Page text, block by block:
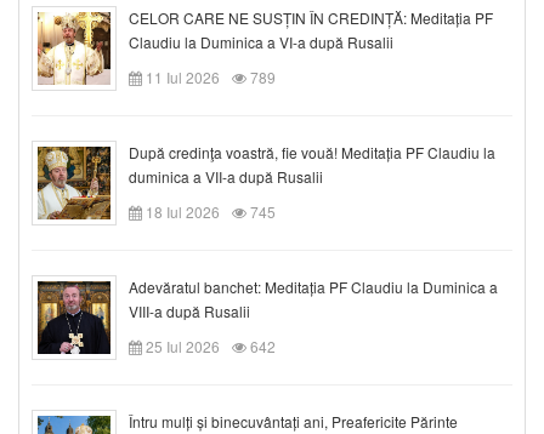
CELOR CARE NE SUSȚIN ÎN CREDINȚĂ: Meditația PF
Claudiu la Duminica a VI-a după Rusalii
11 Iul 2026
789
După credinţa voastră, fie vouă! Meditația PF Claudiu la
duminica a VII-a după Rusalii
18 Iul 2026
745
Adevăratul banchet: Meditația PF Claudiu la Duminica a
VIII-a după Rusalii
25 Iul 2026
642
Întru mulți și binecuvântați ani, Preafericite Părinte